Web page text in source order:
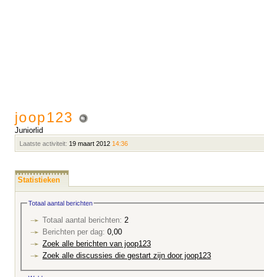
joop123
Juniorlid
Laatste activiteit: 19 maart 2012 14:36
Statistieken
Totaal aantal berichten
Totaal aantal berichten: 2
Berichten per dag: 0,00
Zoek alle berichten van joop123
Zoek alle discussies die gestart zijn door joop123